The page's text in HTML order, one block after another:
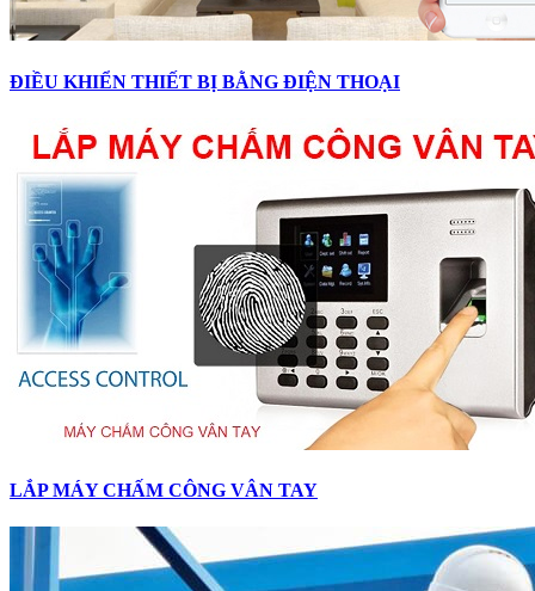
ĐIỀU KHIỂN THIẾT BỊ BẰNG ĐIỆN THOẠI
LẮP MÁY CHẤM CÔNG VÂN TAY